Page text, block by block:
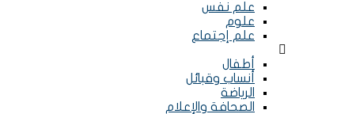
علم نفس
علوم
علم إجتماع
Menu
أطفال
أنساب وقبائل
الرياضة
الصحافة والإعلام